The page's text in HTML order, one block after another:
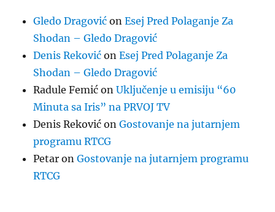
Gledo Dragović onEsej Pred Polaganje Za
Shodan – Gledo Dragović
Denis Reković onEsej Pred Polaganje Za
Shodan – Gledo Dragović
Radule Femić onUključenje u emisiju “60
Minuta sa Iris” na PRVOJ TV
Denis Reković onGostovanje na jutarnjem
programu RTCG
Petar onGostovanje na jutarnjem programu
RTCG